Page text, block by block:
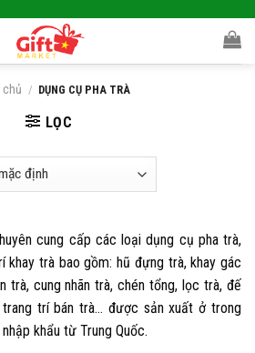
chủ / DỤNG CỤ PHA TRÀ
LỌC
cung cấp các loại dụng cụ pha trà,
khay trà bao gồm: hũ đựng trà, khay gác
trà, cung nhãn trà, chén tổng, lọc trà, đế
trí bán trà… được sản xuất ở trong
khẩu từ Trung Quốc.